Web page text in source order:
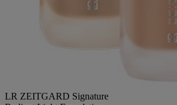
LR ZEITGARD Signature